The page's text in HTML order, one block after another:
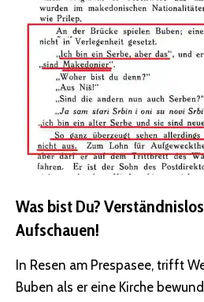
Was bist Du?
Aufschauen!
In Resen am Prespasee, trifft
Buben als er eine Kirche